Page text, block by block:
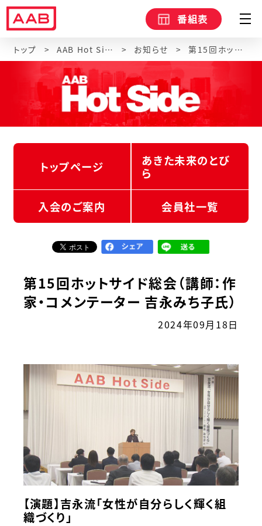
番組表
トップ AAB Hot Side お知らせ 第15回ホットサイド総会（講師：作家・コメンテーター 吉永みち子氏）
トップページ
あきた未来のとび
ら
入会のご案内 会員社一覧
第15回ホットサイド総会（講師：作
家・コメンテーター 吉永みち子氏）
2024年09月18日
【演題】吉永流「女性が自分らしく輝く組
織づくり」